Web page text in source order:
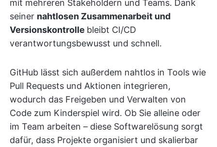
mit mehreren Stakeholdern und Teams. Dank
seiner nahtlosen Zusammenarbeit und
Versionskontrolle bleibt CI/CD
verantwortungsbewusst und schnell.
GitHub lässt sich außerdem nahtlos in Tools wie
Pull Requests und Aktionen integrieren,
wodurch das Freigeben und Verwalten von
Code zum Kinderspiel wird. Ob Sie alleine oder
im Team arbeiten – diese Softwarelösung sorgt
dafür, dass Projekte organisiert und skalierbar